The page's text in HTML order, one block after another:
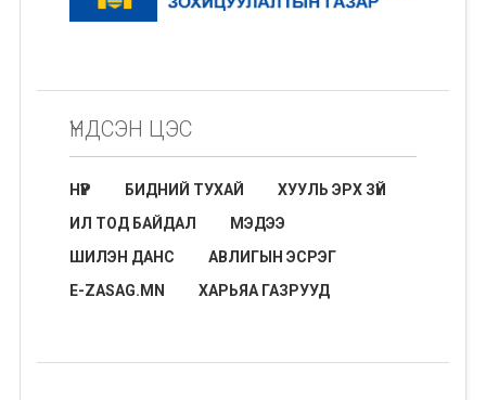
ҮНДСЭН ЦЭС
НҮҮР БИДНИЙ ТУХАЙ
ХУУЛЬ ЭРХ ЗҮЙ
ИЛ ТОД БАЙДАЛ
МЭДЭЭ
ШИЛЭН ДАНС
АВЛИГЫН ЭСРЭГ
E-ZASAG.MN
ХАРЬЯА ГАЗРУУД